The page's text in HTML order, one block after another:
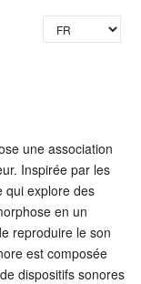
une association
Inspirée par les
qui explore des
en un
reproduire le son
est composée
dispositifs sonores